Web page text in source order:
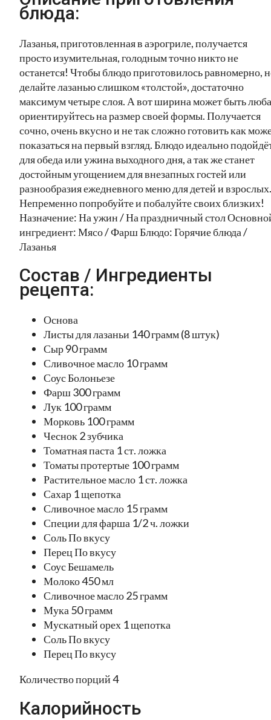
блюда:
Лазанья, приготовленная в аэрогриле, получается
просто изумительная, голодным точно никто не
останется! Чтобы блюдо приготовилось равномерно,
делайте лазанью слишком «толстой», достаточно
максимум четыре слоя. А вот ширина может быть
ориентируйтесь на размер своей формы. Получается
сочно, очень вкусно и не так сложно готовить как
показаться на первый взгляд. Блюдо идеально
для обеда или ужина выходного дня, а так же станет
достойным угощением для внезапных гостей или
разнообразия ежедневного меню для детей и взрослых.
Непременно попробуйте и побалуйте своих близких!
Назначение: На ужин / На праздничный стол
ингредиент: Мясо / Фарш Блюдо: Горячие блюда /
Лазанья
Состав / Ингредиенты
рецепта:
Основа
Листы для лазаньи 140 грамм (8 штук)
Сыр 90 грамм
Сливочное масло 10 грамм
Соус Болоньезе
Фарш 300 грамм
Лук 100 грамм
Морковь 100 грамм
Чеснок 2 зубчика
Томатная паста 1 ст. ложка
Томаты протертые 100 грамм
Растительное масло 1 ст. ложка
Сахар 1 щепотка
Сливочное масло 15 грамм
Специи для фарша 1/2 ч. ложки
Соль По вкусу
Перец По вкусу
Соус Бешамель
Молоко 450 мл
Сливочное масло 25 грамм
Мука 50 грамм
Мускатный орех 1 щепотка
Соль По вкусу
Перец По вкусу
Количество порций 4
Калорийность